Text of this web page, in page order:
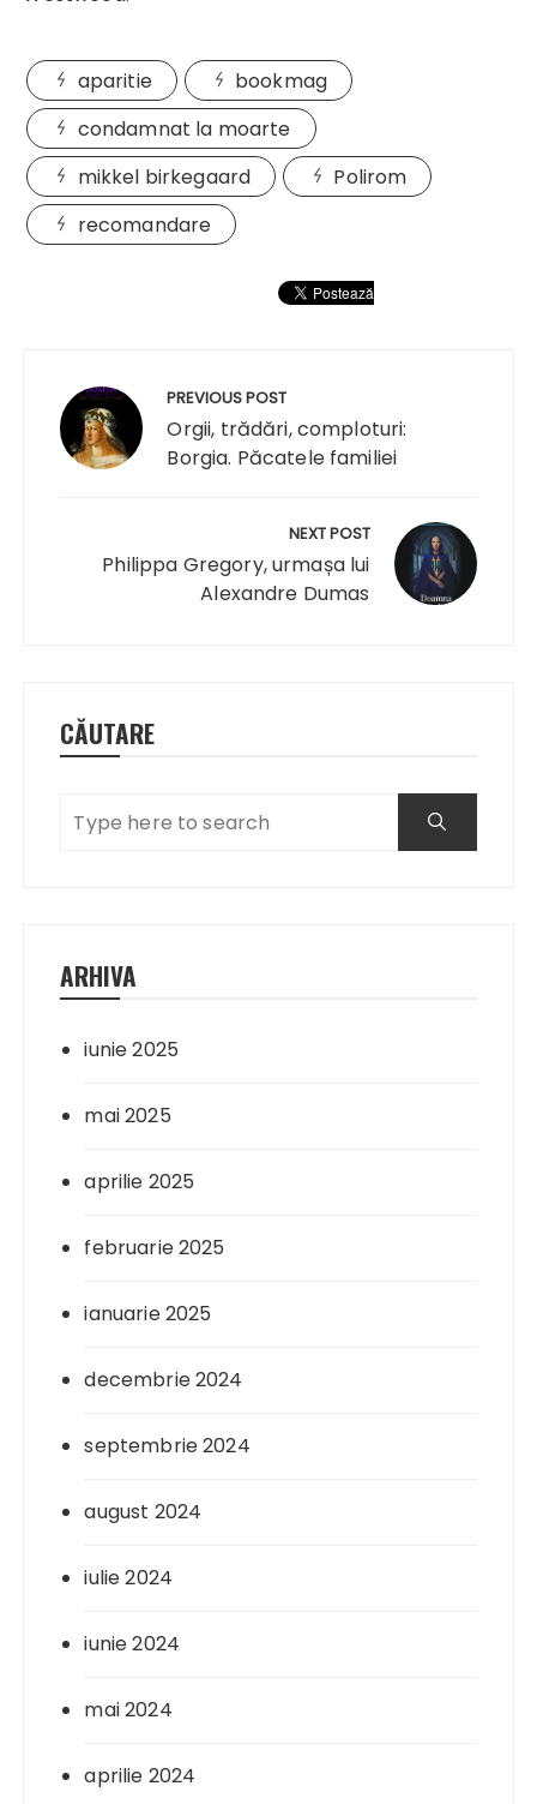
aparitie
bookmag
condamnat la moarte
mikkel birkegaard
Polirom
recomandare
articole
PREVIOUS POST
Orgii, trădări, comploturi:
Borgia. Păcatele familiei
NEXT POST
Philippa Gregory, urmașa lui
Alexandre Dumas
CĂUTARE
ARHIVA
iunie 2025
mai 2025
aprilie 2025
februarie 2025
ianuarie 2025
decembrie 2024
septembrie 2024
august 2024
iulie 2024
iunie 2024
mai 2024
aprilie 2024